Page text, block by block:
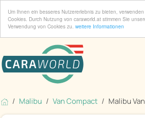
Um Ihnen ein besseres Nutzererlebnis zu bieten, verwenden
Cookies. Durch Nutzung von caraworld.at stimmen Sie
Verwendung von Cookies zu. weitere Informationen
Malibu Van Compact Malibu